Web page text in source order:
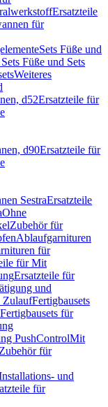
Ersatzteile
für
Sets Füße und
Füße und Sets
Weiteres
d52Ersatzteile für
d90Ersatzteile für
SestraErsatzteile
Ohne
Zubehör für
Ablaufgarnituren
für
für Mit
Ersatzteile für
und
ZulaufFertigbausets
für
PushControlMit
Zubehör für
und
für